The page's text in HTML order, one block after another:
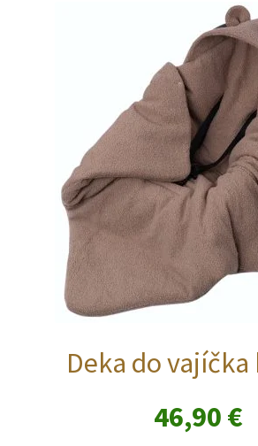
Deka do vajíčka
46,90 €